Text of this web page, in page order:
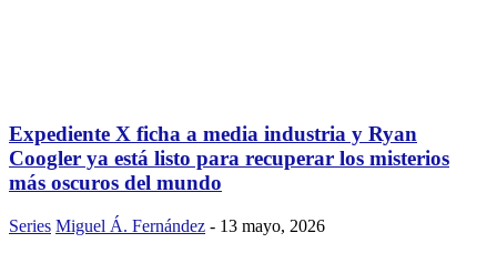
Expediente X ficha a media industria y Ryan
Coogler ya está listo para recuperar los misterios
más oscuros del mundo
Series Miguel Á. Fernández - 13 mayo, 2026